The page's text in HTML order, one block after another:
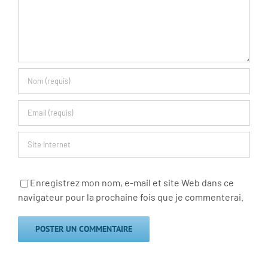
Enregistrez mon nom, e-mail et site Web dans ce
navigateur pour la prochaine fois que je commenterai.